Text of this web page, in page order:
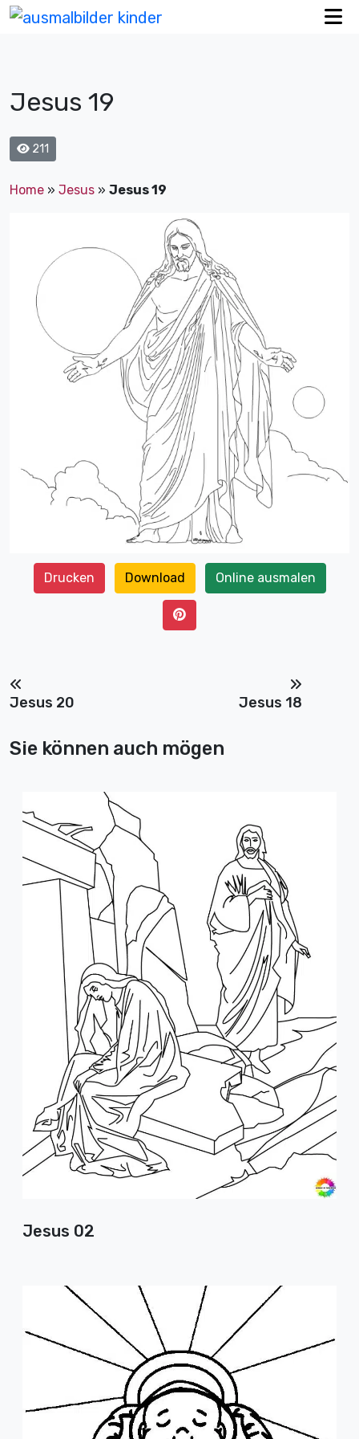
Jesus 19
211
Home » Jesus » Jesus 19
Drucken Download Online ausmalen
Jesus 20 Jesus 18
Sie können auch mögen
Jesus 02